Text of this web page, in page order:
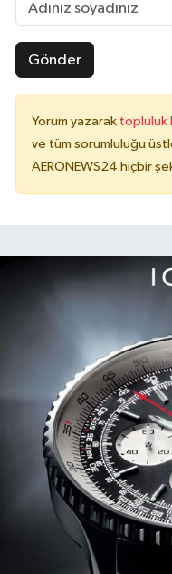
Gönder
Yorum yazarak topluluk
ve tüm sorumluluğu
AERONEWS24 hiçbir